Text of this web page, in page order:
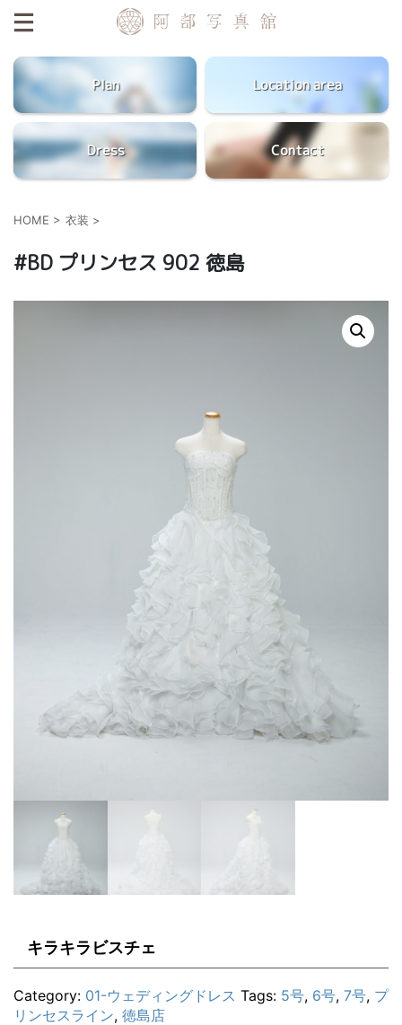
Plan Location area
Dress Contact
HOME > 衣装 >
#BD プリンセス 902 徳島
キラキラビスチェ
Category: 01-ウェディングドレス Tags: 5号, 6号, 7号, プ
リンセスライン, 徳島店